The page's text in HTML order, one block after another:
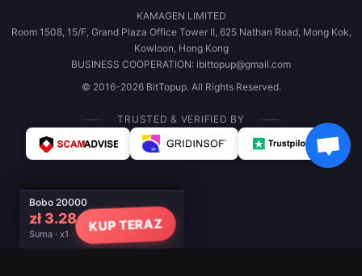
Bobo 20000
zł 3.28
Suma · x1
KUP TERAZ
KAMAGEN LIMITED
Room 1508, 15/F, Grand Plaza Office Tower II, 625 Nathan Road, Mong Kok,
Kowloon, Hong Kong
BUSINESS COOPERATION: ibittopup@gmail.com
© 2016-2026 BitTopup. All Rights Reserved.
TRUSTED & VERIFIED BY